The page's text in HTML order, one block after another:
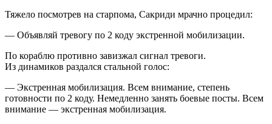
Тяжело посмотрев на старпома, Сакриди мрачно процедил:
— Объявляй тревогу по 2 коду экстренной мобилизации.
По кораблю противно завизжал сигнал тревоги.
Из динамиков раздался стальной голос:
— Экстренная мобилизация. Всем внимание, степень
готовности по 2 коду. Немедленно занять боевые посты. Всем
внимание — экстренная мобилизация.